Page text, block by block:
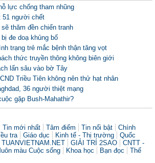
lực chống tham nhũng
51 người chết
thăm đền chiến tranh
đe doạ khủng bố
trạng trẻ mắc bệnh thận tăng vọt
thức truyền thông không biên giới
lấn sâu vào bờ Tây
Triều Tiên không nên thử hạt nhân
36 người thiệt mạng
gặp Bush-Mahathir?
Tin mới nhất Tâm điểm Tin nổi bật
Chính
tra Giáo dục Kinh tế - Thị trường
Quốc
TUANVIETNAM.NET GIẢI TRÍ 2SAO
CNTT -
màu Cuộc sống Khoa học Bạn đọc
Thế